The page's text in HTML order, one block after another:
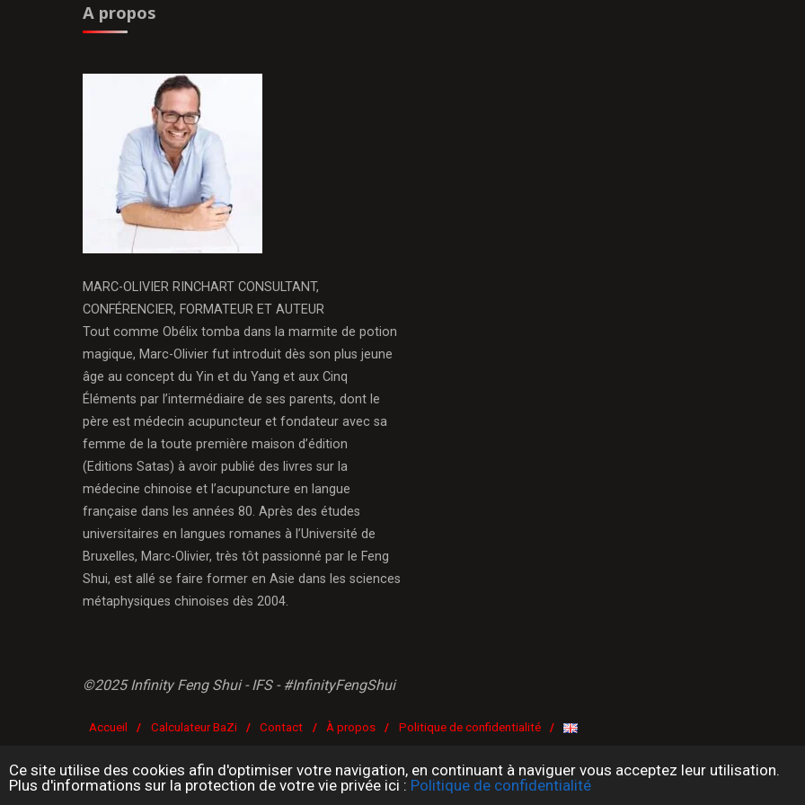
A propos
MARC-OLIVIER RINCHART CONSULTANT,
CONFÉRENCIER, FORMATEUR ET AUTEUR
Tout comme Obélix tomba dans la marmite de potion
magique, Marc-Olivier fut introduit dès son plus jeune
âge au concept du Yin et du Yang et aux Cinq
Éléments par l’intermédiaire de ses parents, dont le
père est médecin acupuncteur et fondateur avec sa
femme de la toute première maison d’édition
(Editions Satas) à avoir publié des livres sur la
médecine chinoise et l’acupuncture en langue
française dans les années 80. Après des études
universitaires en langues romanes à l’Université de
Bruxelles, Marc-Olivier, très tôt passionné par le Feng
Shui, est allé se faire former en Asie dans les sciences
métaphysiques chinoises dès 2004.
©2025 Infinity Feng Shui - IFS - #InfinityFengShui
Accueil / Calculateur BaZi / Contact / À propos / Politique de confidentialité /
Ce site utilise des cookies afin d'optimiser votre navigation, en continuant à naviguer vous acceptez leur utilisation.
Plus d'informations sur la protection de votre vie privée ici : Politique de confidentialité